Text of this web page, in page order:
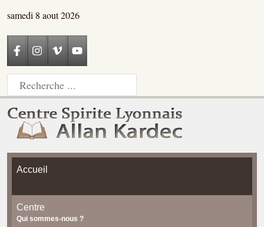
samedi 8 aout 2026
Accueil
Centre
Qui sommes-nous ?